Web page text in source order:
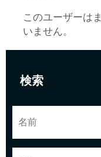
検索
このユーザーは
いません。